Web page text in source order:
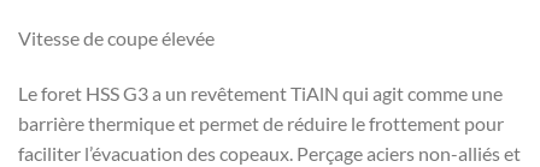
Vitesse de coupe élevée
Le foret HSS G3 a un revêtement TiAlN qui agit comme une
barrière thermique et permet de réduire le frottement pour
faciliter l’évacuation des copeaux. Perçage aciers non-alliés et